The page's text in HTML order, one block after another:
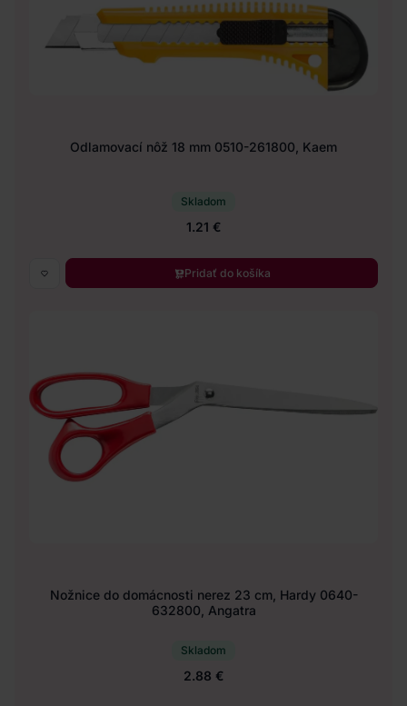
Odlamovací nôž 18 mm 0510-261800, Kaem
Skladom
1.21 €
Pridať do košíka
Nožnice do domácnosti nerez 23 cm, Hardy 0640-
632800, Angatra
Skladom
2.88 €